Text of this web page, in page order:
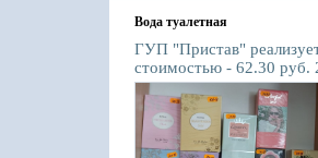
Вода туалетная
ГУП "Пристав"
стоимостью - 62.30 руб.